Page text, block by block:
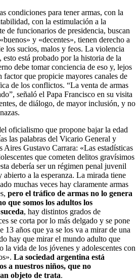
condiciones para tener armas, con la
con la estimulación a la
de funcionarios de presidencia, buscan
y «decentes», tienen derecho a
los sucios, malos y feos. La violencia
está probado por la historia de la
debe tomar conciencia de eso y, lejos
factor que propicie mayores canales de
de los conflictos. “La venta de armas
señaló el Papa Francisco en su visita
de diálogo, de mayor inclusión, y no
oficialismo que propone bajar la edad
las palabras del Vicario General y
Gustavo Carrara: «Las estadísticas
que cometen delitos gravísimos
debería ser un régimen penal juvenil
abierto a la esperanza. La mirada tiene
muchas veces hay claramente armas
pero el tráfico de armas no lo genera
que somos los adultos los
, hay distintos grados de
se corta por lo más delgado y se pone
13 años que ya se los va a mirar de una
hay que mirar el mundo adulto que
la vida de los jóvenes y adolescentes con
La sociedad argentina está
a nuestros niños, que no
objeto de trata.